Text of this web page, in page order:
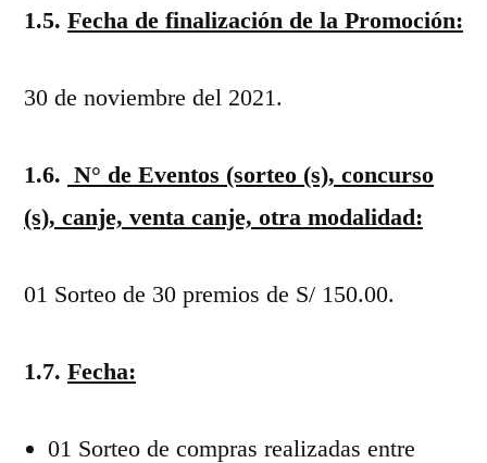
1.5. Fecha de finalización de la Promoción:
30 de noviembre del 2021.
1.6. N° de Eventos (sorteo (s), concurso
(s), canje, venta canje, otra modalidad:
01 Sorteo de 30 premios de S/ 150.00.
1.7. Fecha:
01 Sorteo de compras realizadas entre